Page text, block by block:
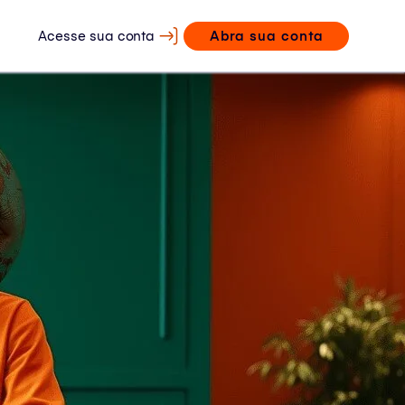
Acesse sua conta Abra sua conta